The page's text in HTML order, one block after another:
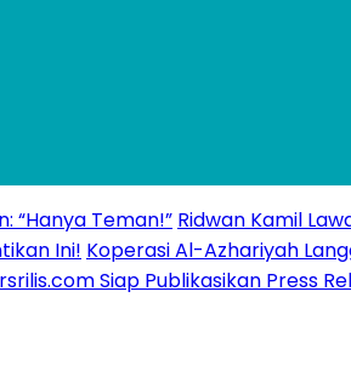
“Hanya Teman!” Ridwan Kamil
Ini! Koperasi Al-Azhariyah
Siap Publikasikan Press